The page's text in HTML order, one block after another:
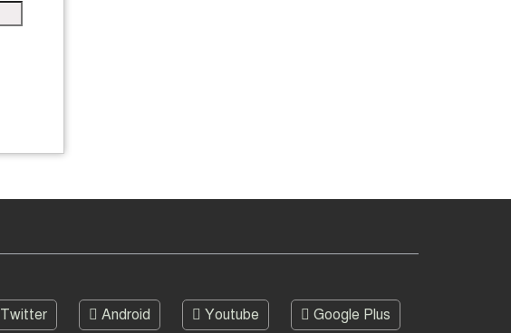
Twitter Android Youtube Google Plus